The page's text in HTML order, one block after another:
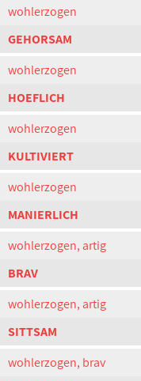
wohlerzogen
GEHORSAM
wohlerzogen
HOEFLICH
wohlerzogen
KULTIVIERT
wohlerzogen
MANIERLICH
wohlerzogen, artig
BRAV
wohlerzogen, artig
SITTSAM
wohlerzogen, brav